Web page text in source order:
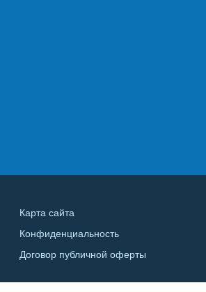
Карта сайта
Конфиденциальность
Договор публичной оферты